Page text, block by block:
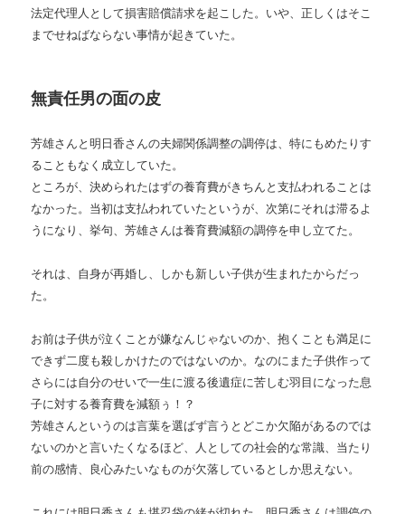
法定代理人として損害賠償請求を起こした。いや、正しくはそこ
までせねばならない事情が起きていた。
無責任男の面の皮
芳雄さんと明日香さんの夫婦関係調整の調停は、特にもめたりす
ることもなく成立していた。
ところが、決められたはずの養育費がきちんと支払われることは
なかった。当初は支払われていたというが、次第にそれは滞るよ
うになり、挙句、芳雄さんは養育費減額の調停を申し立てた。
それは、自身が再婚し、しかも新しい子供が生まれたからだっ
た。
お前は子供が泣くことが嫌なんじゃないのか、抱くことも満足に
できず二度も殺しかけたのではないのか。なのにまた子供作って
さらには自分のせいで一生に渡る後遺症に苦しむ羽目になった息
子に対する養育費を減額ぅ！？
芳雄さんというのは言葉を選ばず言うとどこか欠陥があるのでは
ないのかと言いたくなるほど、人としての社会的な常識、当たり
前の感情、良心みたいなものが欠落しているとしか思えない。